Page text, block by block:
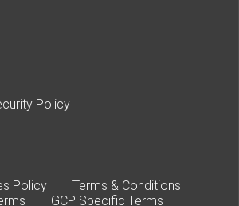
Policy
Policy
Terms & Conditions
GCP Specific Terms